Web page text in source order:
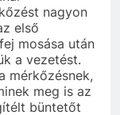
nagyon
első
mosása után
a vezetést.
mérkőzésnek,
meg is az
büntetőt